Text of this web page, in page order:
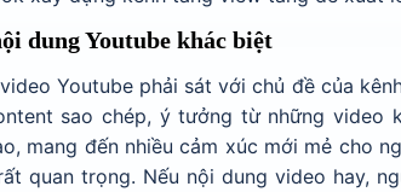
dung Youtube khác biệt
Youtube phải sát với chủ đề của
sao chép, ý tưởng từ những video
mang đến nhiều cảm xúc mới mẻ cho
quan trọng. Nếu nội dung video hay,